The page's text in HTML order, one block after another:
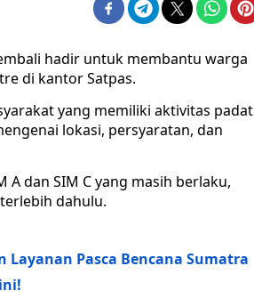
hadir untuk membantu warga
di kantor Satpas.
yang memiliki aktivitas padat
lokasi, persyaratan, dan
A dan SIM C yang masih berlaku,
dahulu.
Pasca Bencana Sumatra